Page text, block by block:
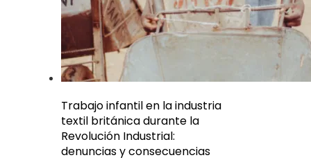
Trabajo infantil en la industria
textil británica durante la
Revolución Industrial:
denuncias y consecuencias